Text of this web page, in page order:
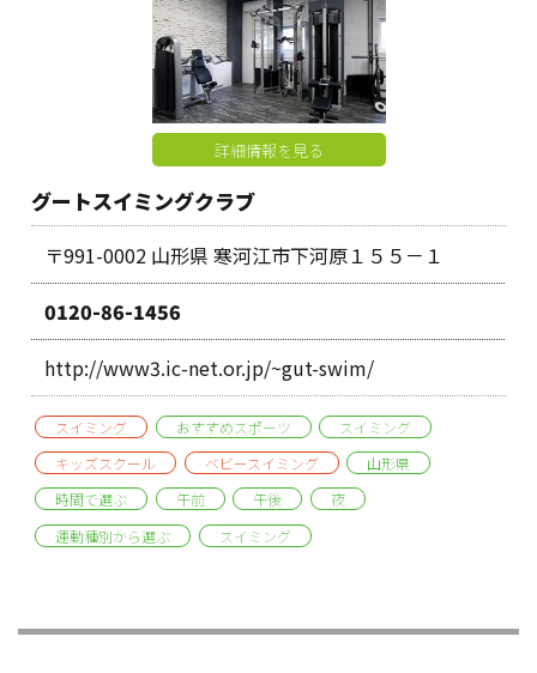
詳細情報を見る
グートスイミングクラブ
〒991-0002 山形県 寒河江市下河原１５５－１
0120-86-1456
http://www3.ic-net.or.jp/~gut-swim/
スイミング おすすめスポーツ
スイミング
キッズスクール
ベビースイミング
山形県
時間で選ぶ
午前 午後
夜
運動種別から選ぶ
スイミング